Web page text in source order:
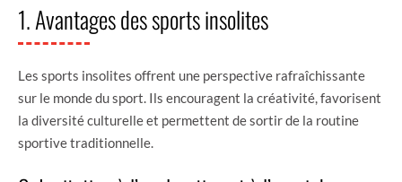
1. Avantages des sports insolites
Les sports insolites offrent une perspective rafraîchissante
sur le monde du sport. Ils encouragent la créativité, favorisent
la diversité culturelle et permettent de sortir de la routine
sportive traditionnelle.